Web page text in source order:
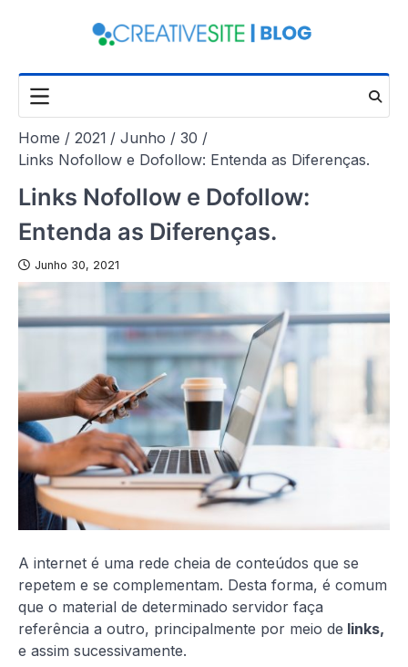
Home 2021 Junho
30
Links Nofollow e Dofollow: Entenda as Diferenças.
Links Nofollow e Dofollow:
Entenda as Diferenças.
Junho 30, 2021
A internet é uma rede cheia de conteúdos que se
repetem e se complementam. Desta forma, é comum
que o material de determinado servidor faça
referência a outro, principalmente por meio de links,
e assim sucessivamente.